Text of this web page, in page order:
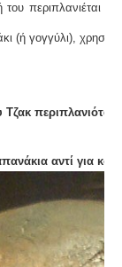
περιπλανιέται
(ή γογγύλι),
Τζακ
αντί για